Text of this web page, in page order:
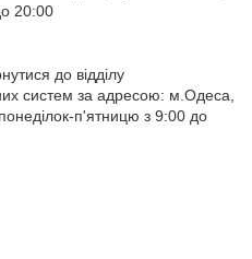
20:00
до відділу
систем за адресою: м.Одеса,
п'ятницю з 9:00 до